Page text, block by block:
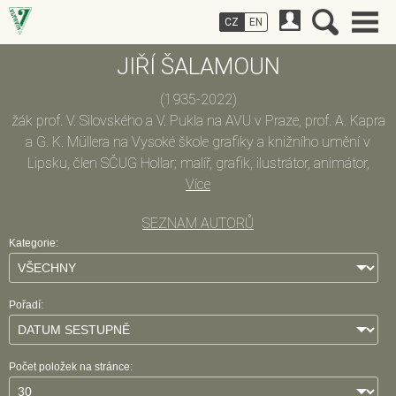
JIŘÍ ŠALAMOUN
(1935-2022)
žák prof. V. Silovského a V. Pukla na AVU v Praze, prof. A. Kapra
a G. K. Müllera na Vysoké škole grafiky a knižního umění v
Lipsku, člen SČUG Hollar; malíř, grafik, ilustrátor, animátor,
pedagog; pracoval v Praze jako kreslíř, ilustrátor, knižní a
2002 vedl ateliér, později katedru grafiky a ilustrace na VŠUP v
Praze, docent, od 1992 profesor; 1990 - 1991, 2004 byl
profesorem na Letní Kokoschkově akademii v Salcburku, 1992
kresbou, užitou, filmovou a volnou grafikou, malbou, knižní
ilustrací, animovanými filmy a návrhy kostýmů (pro Divadlo v
plakátovou tvorbou (např. filmové plakáty Do zubů a do
Více
SEZNAM AUTORŮ
Kategorie:
Pořadí:
Počet položek na stránce:
CZ EN